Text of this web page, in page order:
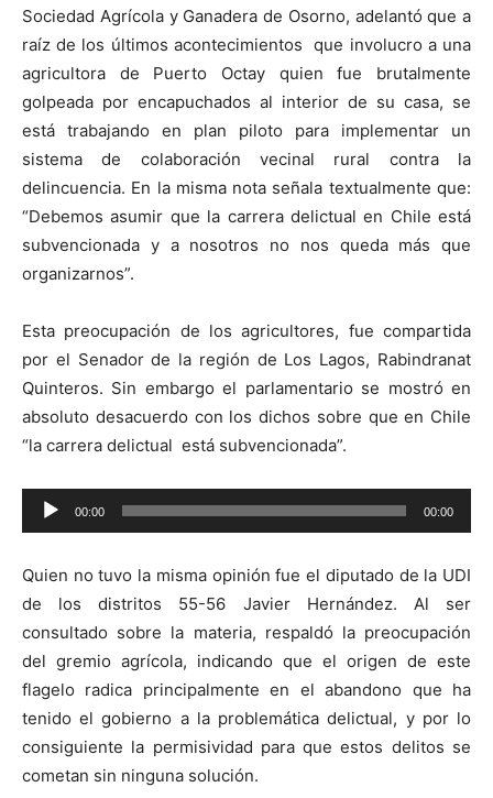
Sociedad Agrícola y Ganadera de Osorno, adelantó que a
raíz de los últimos acontecimientos que involucro a una
agricultora de Puerto Octay quien fue brutalmente
golpeada por encapuchados al interior de su casa, se
está trabajando en plan piloto para implementar un
sistema de colaboración vecinal rural contra la
delincuencia. En la misma nota señala textualmente que:
“Debemos asumir que la carrera delictual en Chile está
subvencionada y a nosotros no nos queda más que
organizarnos”.
Esta preocupación de los agricultores, fue compartida
por el Senador de la región de Los Lagos, Rabindranat
Quinteros. Sin embargo el parlamentario se mostró en
absoluto desacuerdo con los dichos sobre que en Chile
“la carrera delictual está subvencionada”.
Reproductor
de
00:00 00:00
Quien no tuvo la misma opinión fue el diputado de la UDI
de los distritos 55-56 Javier Hernández. Al ser
consultado sobre la materia, respaldó la preocupación
del gremio agrícola, indicando que el origen de este
flagelo radica principalmente en el abandono que ha
tenido el gobierno a la problemática delictual, y por lo
consiguiente la permisividad para que estos delitos se
cometan sin ninguna solución.